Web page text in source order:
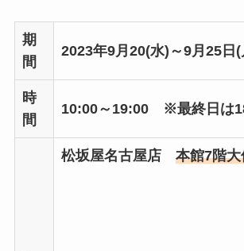
期
間
2023年9月20(水)～9月25日(
時
間
10:00～19:00 ※最終日は
松坂屋名古屋店 本館7階